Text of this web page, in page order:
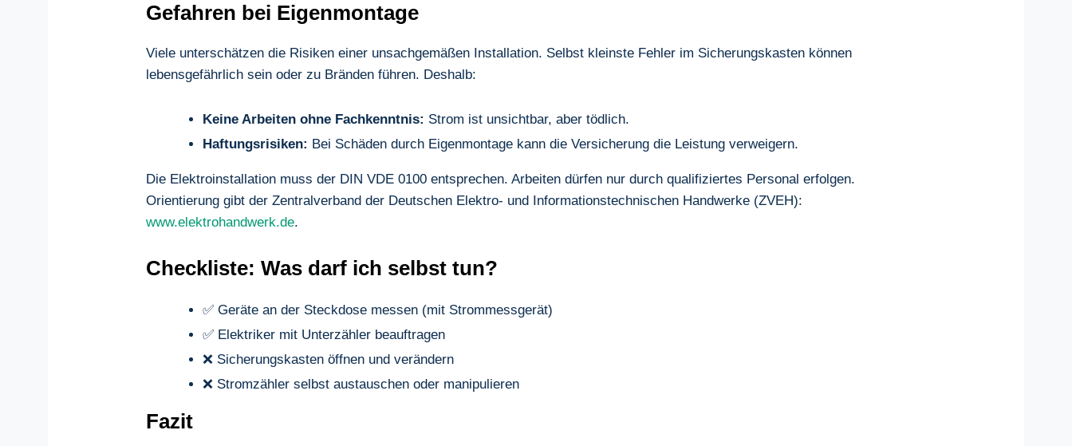
Gefahren bei Eigenmontage
Viele unterschätzen die Risiken einer unsachgemäßen Installation. Selbst kleinste Fehler im Sicherungskasten können
lebensgefährlich sein oder zu Bränden führen. Deshalb:
Keine Arbeiten ohne Fachkenntnis: Strom ist unsichtbar, aber tödlich.
Haftungsrisiken: Bei Schäden durch Eigenmontage kann die Versicherung die Leistung verweigern.
Die Elektroinstallation muss der DIN VDE 0100 entsprechen. Arbeiten dürfen nur durch qualifiziertes Personal erfolgen.
Orientierung gibt der Zentralverband der Deutschen Elektro- und Informationstechnischen Handwerke (ZVEH):
www.elektrohandwerk.de.
Checkliste: Was darf ich selbst tun?
✅ Geräte an der Steckdose messen (mit Strommessgerät)
✅ Elektriker mit Unterzähler beauftragen
❌ Sicherungskasten öffnen und verändern
❌ Stromzähler selbst austauschen oder manipulieren
Fazit